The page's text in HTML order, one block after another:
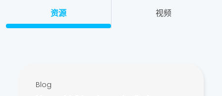
资源 视频
Blog